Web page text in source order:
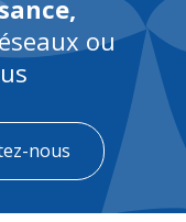
ou
nous